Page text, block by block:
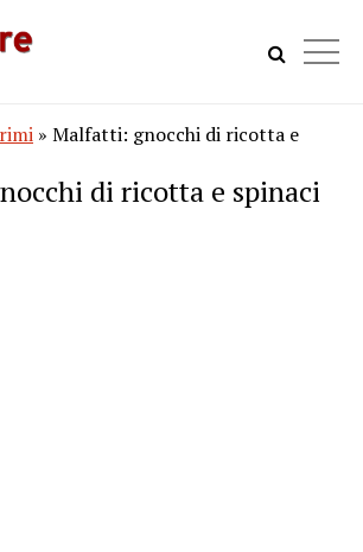
» Malfatti: gnocchi di ricotta e
di ricotta e spinaci